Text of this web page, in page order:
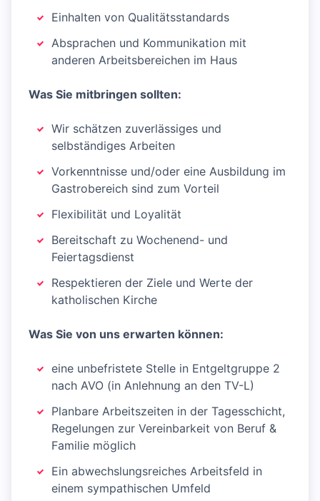
Einhalten von Qualitätsstandards
Absprachen und Kommunikation mit
anderen Arbeitsbereichen im Haus
Was Sie mitbringen sollten:
Wir schätzen zuverlässiges und
selbständiges Arbeiten
Vorkenntnisse und/oder eine Ausbildung im
Gastrobereich sind zum Vorteil
Flexibilität und Loyalität
Bereitschaft zu Wochenend- und
Feiertagsdienst
Respektieren der Ziele und Werte der
katholischen Kirche
Was Sie von uns erwarten können:
eine unbefristete Stelle in Entgeltgruppe 2
nach AVO (in Anlehnung an den TV-L)
Planbare Arbeitszeiten in der Tagesschicht,
Regelungen zur Vereinbarkeit von Beruf &
Familie möglich
Ein abwechslungsreiches Arbeitsfeld in
einem sympathischen Umfeld